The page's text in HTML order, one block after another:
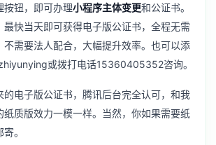
按钮，即可办理小程序主体变更和公证书。
最快当天即可获得电子版公证书，全程无需
不需要法人配合，大幅提升效率。也可以添
或拨打电话15360405352咨询。
的电子版公证书，腾讯后台完全认可，和我
纸质版效力一模一样。当然，你如果需要纸
。